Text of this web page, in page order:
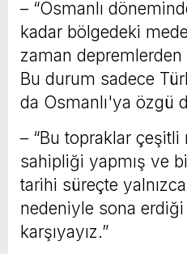
– “Osmanlı
kadar bölgedeki
zaman depremlerden
Bu durum sadece
da Osmanlı'ya özgü
– “Bu topraklar
sahipliği yapmış ve
tarihi süreçte
nedeniyle sona
karşıyayız.”